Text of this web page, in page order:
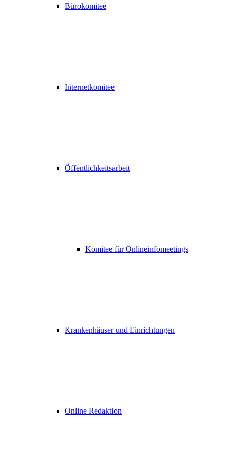
Bürokomitee
Internetkomitee
Öffentlichkeitsarbeit
Komitee für Onlineinfomeetings
Krankenhäuser und Einrichtungen
Online Redaktion